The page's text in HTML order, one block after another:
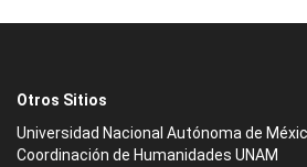
Otros Sitios
Universidad Nacional Autónoma de
Coordinación de Humanidades UNAM